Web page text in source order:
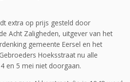
extra op prijs gesteld door
Acht Zaligheden, uitgever van het
gemeente Eersel en het
Hoeksstraat nu alle
en 5 mei niet doorgaan.